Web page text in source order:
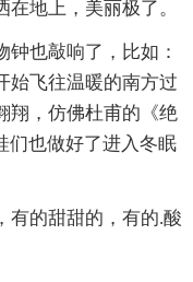
地上，美丽极了。
也敲响了，比如：
始飞往温暖的南方过
翔，仿佛杜甫的《绝
们也做好了进入冬眠
有的甜甜的，有的.酸